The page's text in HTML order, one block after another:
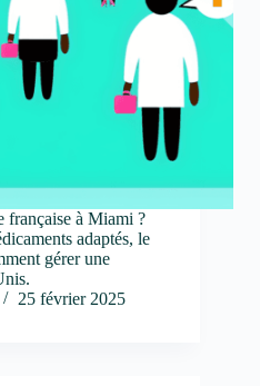
française à Miami ?
adaptés, le
gérer une
25 février 2025